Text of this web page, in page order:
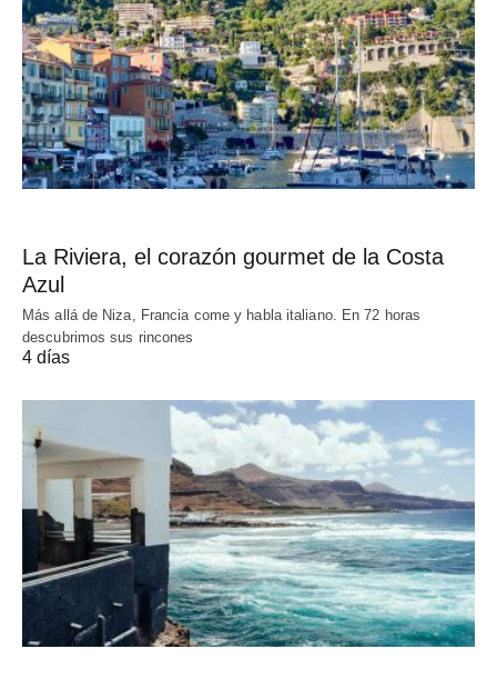
La Riviera, el corazón gourmet de la Costa
Azul
Más allá de Niza, Francia come y habla italiano. En 72 horas
descubrimos sus rincones
4 días